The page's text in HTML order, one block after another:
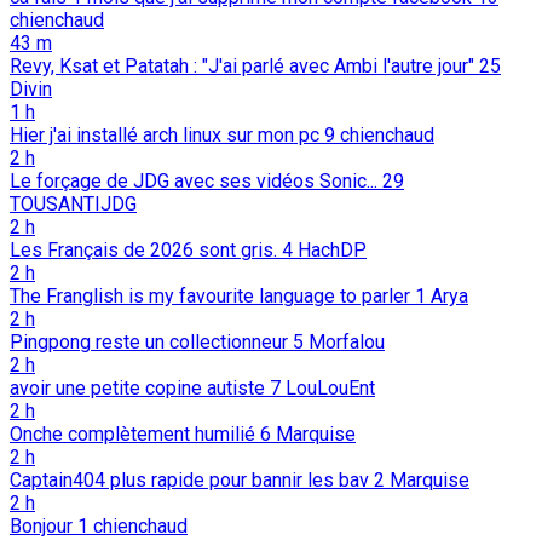
chienchaud
43 m
Revy, Ksat et Patatah : "J'ai parlé avec Ambi l'autre jour" 25
Divin
1 h
Hier j'ai installé arch linux sur mon pc 9 chienchaud
2 h
Le forçage de JDG avec ses vidéos Sonic... 29
TOUSANTIJDG
2 h
Les Français de 2026 sont gris. 4 HachDP
2 h
The Franglish is my favourite language to parler 1 Arya
2 h
Pingpong reste un collectionneur 5 Morfalou
2 h
avoir une petite copine autiste 7 LouLouEnt
2 h
Onche complètement humilié 6 Marquise
2 h
Captain404 plus rapide pour bannir les bav 2 Marquise
2 h
Bonjour 1 chienchaud